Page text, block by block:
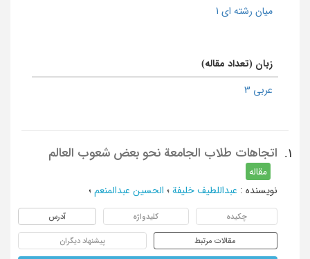
میان رشته ای 1
زبان (تعداد مقاله)
عربی 3
1. اتجاهات طلاب الجامعة نحو بعض شعوب العالم
مقاله
نویسنده : عبداللطیف خلیفة ؛ الحسین عبدالمنعم ؛
چکیده کلیدواژه آدرس
مقالات مرتبط پیشنهاد دیگران